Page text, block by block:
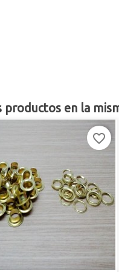
productos en la
favorite_border